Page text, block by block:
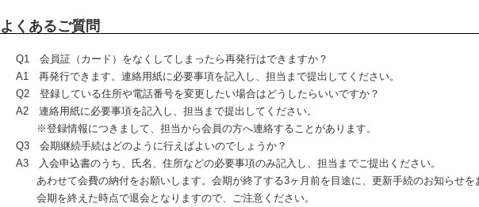
よくあるご質問
Q1 会員証（カード）をなくしてしまったら再発行はできますか？
A1 再発行できます。連絡用紙に必要事項を記入し、担当まで提出してください。
Q2 登録している住所や電話番号を変更したい場合はどうしたらいいですか？
A2 連絡用紙に必要事項を記入し、担当まで提出してください。
※登録情報につきまして、担当から会員の方へ連絡することがあります。
Q3 会期継続手続はどのように行えばよいのでしょうか？
A3 入会申込書のうち、氏名、住所などの必要事項のみ記入し、担当までご提出ください。
あわせて会費の納付をお願いします。会期が終了する3ヶ月前を目途に、更新手続のお知らせを
会期を終えた時点で退会となりますので、ご注意ください。